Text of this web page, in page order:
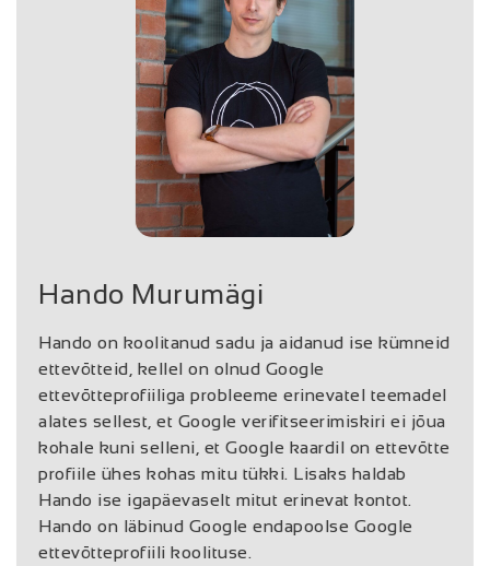
Hando Murumägi
Hando on koolitanud sadu ja aidanud ise kümneid
ettevõtteid, kellel on olnud Google
ettevõtteprofiiliga probleeme erinevatel teemadel
alates sellest, et Google verifitseerimiskiri ei jõua
kohale kuni selleni, et Google kaardil on ettevõtte
profiile ühes kohas mitu tükki. Lisaks haldab
Hando ise igapäevaselt mitut erinevat kontot.
Hando on läbinud Google endapoolse Google
ettevõtteprofiili koolituse.